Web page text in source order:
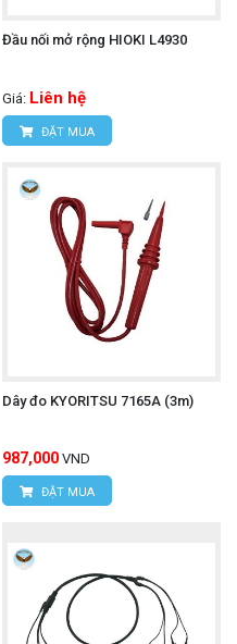
Đầu nối mở rộng HIOKI L4930
Giá: Liên hệ
ĐẶT MUA
Dây đo KYORITSU 7165A (3m)
987,000 VND
ĐẶT MUA